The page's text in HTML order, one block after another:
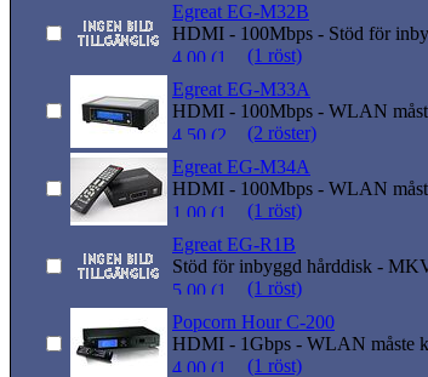
Egreat EG-M32B
HDMI - 100Mbps - Stöd för
(1 röst)
Egreat EG-M33A
HDMI - 100Mbps - WLAN
(2 röster)
Egreat EG-M34A
HDMI - 100Mbps - WLAN
(1 röst)
Egreat EG-R1B
Stöd för inbyggd hårddisk -
(1 röst)
Popcorn Hour C-200
HDMI - 1Gbps - WLAN måste
(1 röst)